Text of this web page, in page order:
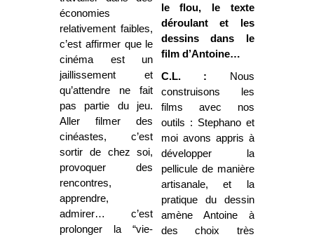
économies
relativement faibles,
c’est affirmer que le
cinéma est un
jaillissement et
qu’attendre ne fait
pas partie du jeu.
Aller filmer des
cinéastes, c’est
sortir de chez soi,
provoquer des
rencontres,
apprendre,
admirer… c’est
prolonger la “vie-
le flou, le texte
déroulant et les
dessins dans le
film d’Antoine…
C.L. : Nous
construisons les
films avec nos
outils : Stephano et
moi avons appris à
développer la
pellicule de manière
artisanale, et la
pratique du dessin
amène Antoine à
des choix très